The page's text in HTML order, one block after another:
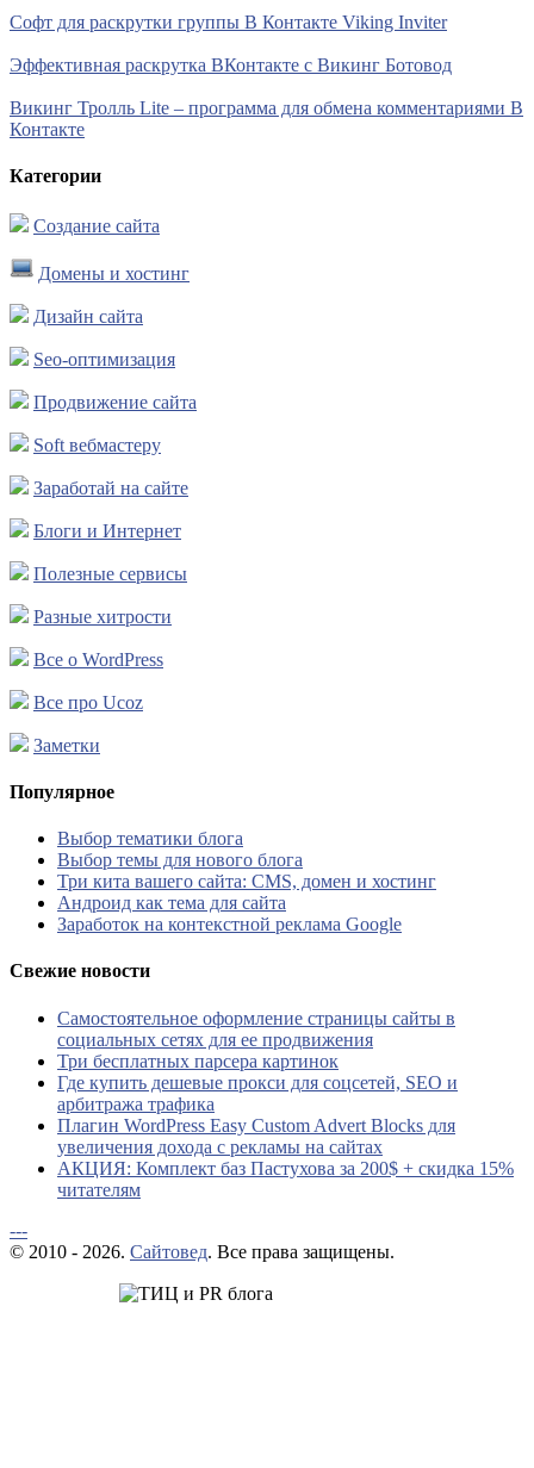
Софт для раскрутки группы В Контакте Viking Inviter
Эффективная раскрутка ВКонтакте с Викинг Ботовод
Викинг Тролль Lite – программа для обмена комментариями В
Контакте
Категории
Создание сайта
Домены и хостинг
Дизайн сайта
Seo-оптимизация
Продвижение сайта
Soft вебмастеру
Заработай на сайте
Блоги и Интернет
Полезные сервисы
Разные хитрости
Все о WordPress
Все про Ucoz
Заметки
Популярное
Выбор тематики блога
Выбор темы для нового блога
Три кита вашего сайта: CMS, домен и хостинг
Андроид как тема для сайта
Заработок на контекстной реклама Google
Свежие новости
Самостоятельное оформление страницы сайты в
социальных сетях для ее продвижения
Три бесплатных парсера картинок
Где купить дешевые прокси для соцсетей, SEO и
арбитража трафика
Плагин WordPress Easy Custom Advert Blocks для
увеличения дохода с рекламы на сайтах
АКЦИЯ: Комплект баз Пастухова за 200$ + скидка 15%
читателям
---
© 2010 - 2026. Сайтовед. Все права защищены.